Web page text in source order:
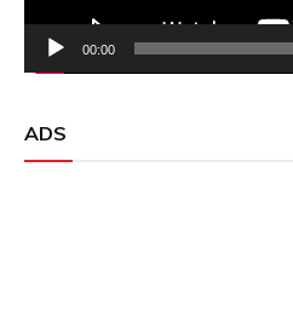
00:00
ADS